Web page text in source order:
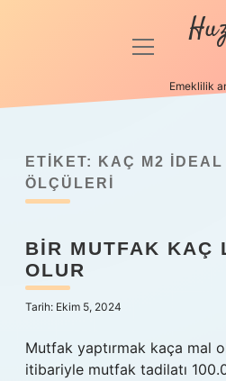
Anasayfa
Politikası
Yasal Uyarı
Hakkımızda
menüyü
Emeklilik
ETIKET:
KAÇ M2 IDEAL
ÖLÇÜLERI
BIR MUTFAK KAÇ
OLUR
Tarih: Ekim 5, 2024
Mutfak yaptırmak kaça mal
itibariyle mutfak tadilatı